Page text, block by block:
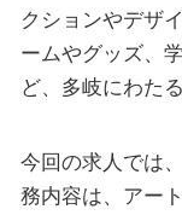
クションやデザ
ームやグッズ、
ど、多岐にわた
今回の求人では
務内容は、アー